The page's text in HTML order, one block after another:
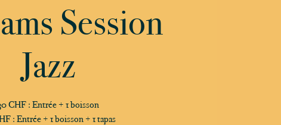
Session
Jazz
CHF : Entrée + 1 boisson
: Entrée + 1 boisson + 1 tapas